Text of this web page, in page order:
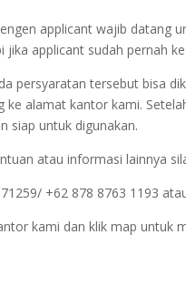
applicant wajib datang
jika applicant sudah pernah
persyaratan tersebut bisa
ke alamat kantor kami.
siap untuk digunakan.
atau informasi lainnya
+62 878 8763 1193
kami dan klik map untuk